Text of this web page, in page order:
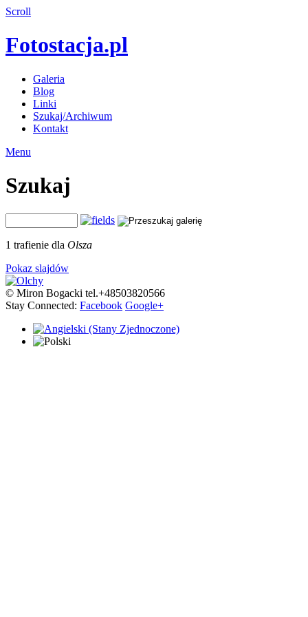
Scroll
Fotostacja.pl
Galeria
Blog
Linki
Szukaj/Archiwum
Kontakt
Menu
Szukaj
1 trafienie dla Olsza
Pokaz slajdów
© Miron Bogacki tel.+48503820566
Stay Connected: Facebook Google+